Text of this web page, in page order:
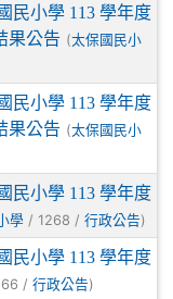
民小學 113 學年度
果公告 (太保國民小
民小學 113 學年度
果公告 (太保國民小
民小學 113 學年度
學 / 1268 / 行政公告)
民小學 113 學年度
/ 行政公告)